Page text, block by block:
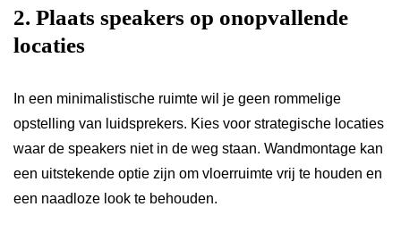
2. Plaats speakers op onopvallende
locaties
In een minimalistische ruimte wil je geen rommelige
opstelling van luidsprekers. Kies voor strategische locaties
waar de speakers niet in de weg staan. Wandmontage kan
een uitstekende optie zijn om vloerruimte vrij te houden en
een naadloze look te behouden.